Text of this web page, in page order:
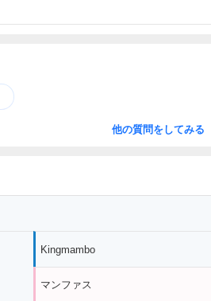
他の質問をしてみる
Kingmambo
マンファス